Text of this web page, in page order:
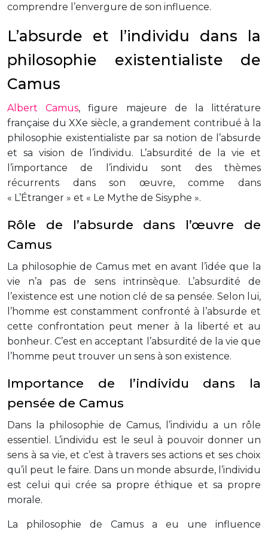
comprendre l’envergure de son influence.
L’absurde et l’individu dans la
philosophie existentialiste de
Camus
Albert Camus, figure majeure de la littérature
française du XXe siècle, a grandement contribué à la
philosophie existentialiste par sa notion de l’absurde
et sa vision de l’individu. L’absurdité de la vie et
l’importance de l’individu sont des thèmes
récurrents dans son œuvre, comme dans
« L’Étranger » et « Le Mythe de Sisyphe ».
Rôle de l’absurde dans l’œuvre de
Camus
La philosophie de Camus met en avant l’idée que la
vie n’a pas de sens intrinsèque. L’absurdité de
l’existence est une notion clé de sa pensée. Selon lui,
l’homme est constamment confronté à l’absurde et
cette confrontation peut mener à la liberté et au
bonheur. C’est en acceptant l’absurdité de la vie que
l’homme peut trouver un sens à son existence.
Importance de l’individu dans la
pensée de Camus
Dans la philosophie de Camus, l’individu a un rôle
essentiel. L’individu est le seul à pouvoir donner un
sens à sa vie, et c’est à travers ses actions et ses choix
qu’il peut le faire. Dans un monde absurde, l’individu
est celui qui crée sa propre éthique et sa propre
morale.
La philosophie de Camus a eu une influence